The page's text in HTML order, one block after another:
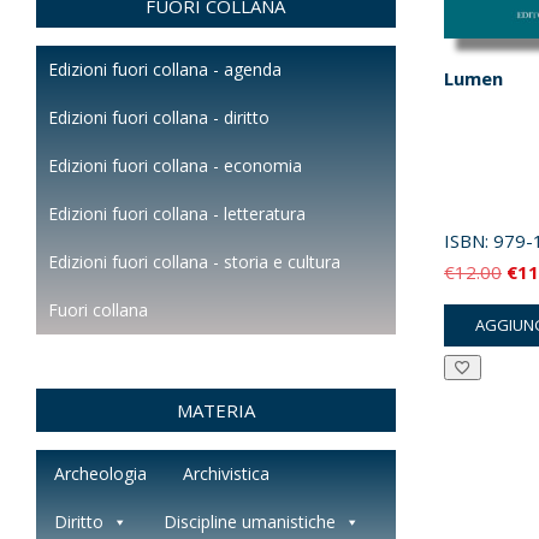
Lumen
ISBN:979-
€12.00 Il
€
FUORI COLLANA
Edizioni fuori collana - agenda
Edizioni fuori collana - diritto
Edizioni fuori collana - economia
Edizioni fuori collana - letteratura
Edizioni fuori collana - storia e cultura
Fuori collana
MATERIA
Archeologia Archivistica
Diritto Discipline umanistiche